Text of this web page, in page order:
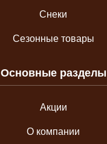
Снеки
Сезонные товары
Основные разделы
Акции
О компании